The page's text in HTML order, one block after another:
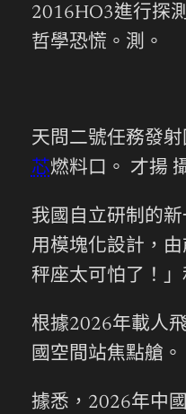
2016HO3進行探
哲學恐慌。測。
天問二號任務發
芯燃料口。 才揚
我國自立研制的
用模塊化設計，
秤座太可怕了！
根據2026年載人
國空間站焦點艙。
據悉，2026年中